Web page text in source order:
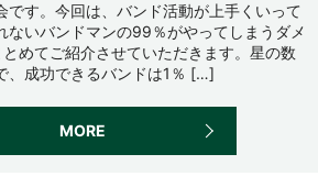
です。今回は、バンド活動が上手くいって
ないバンドマンの99％がやってしまうダメ
めてご紹介させていただきます。星の数
、成功できるバンドは1％ […]
MORE